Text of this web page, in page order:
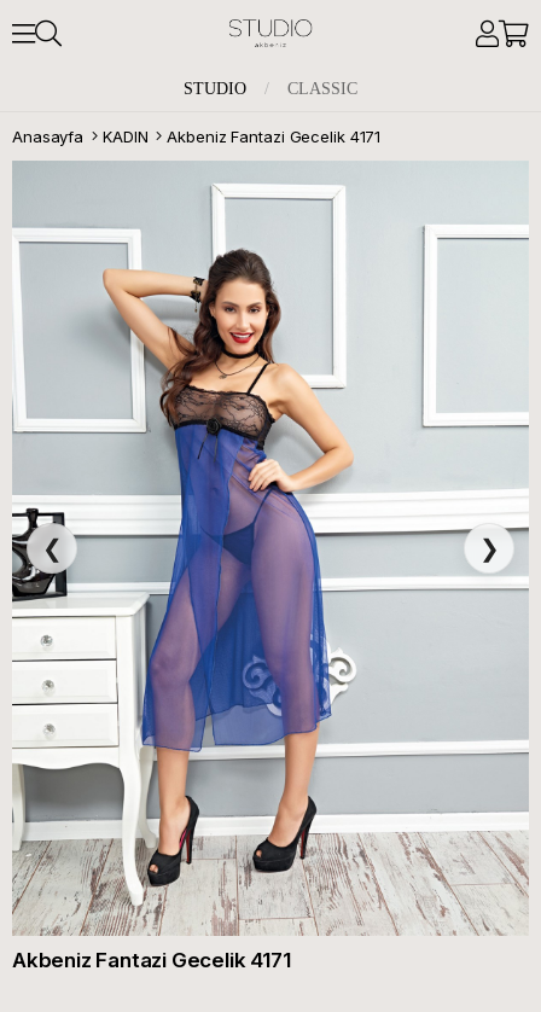
STUDIO / CLASSIC
Anasayfa KADIN Akbeniz Fantazi Gecelik 4171
❮ ❯
Akbeniz Fantazi Gecelik 4171